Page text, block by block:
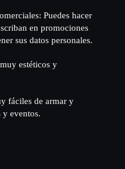
Puedes hacer
en promociones
sus datos personales.
estéticos y
fáciles de armar y
y eventos.